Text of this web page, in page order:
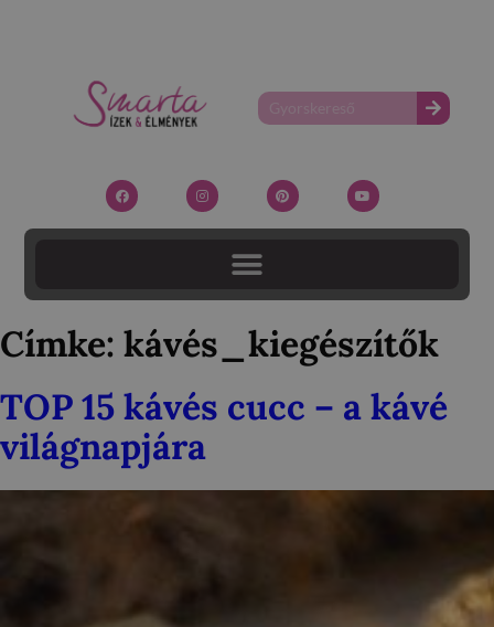
Címke: kávés_kiegészítők
TOP 15 kávés cucc – a kávé
világnapjára